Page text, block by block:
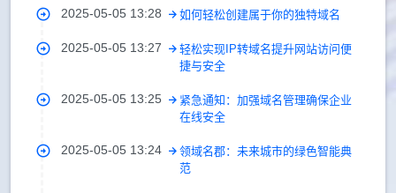
2025-05-05 13:28 如何轻松创建属于你的独特域名
2025-05-05 13:27
轻松实现IP转域名提升网站访问便
捷与安全
2025-05-05 13:25
紧急通知：加强域名管理确保企业
在线安全
2025-05-05 13:24
领域名郡：未来城市的绿色智能典
范